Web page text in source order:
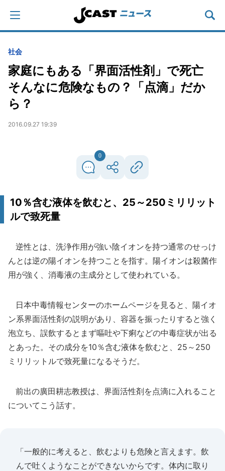
社会
家庭にもある「界面活性剤」で死亡
そんなに危険なもの？「点滴」だか
ら？
2016.09.27 19:39
0
10％含む液体を飲むと、25～250ミリリット
ルで致死量
逆性とは、洗浄作用が強い陰イオンを持つ通常のせっけ
んとは逆の陽イオンを持つことを指す。陽イオンは殺菌作
用が強く、消毒液の主成分として使われている。
日本中毒情報センターのホームページを見ると、陽イオ
ン系界面活性剤の説明があり、容器を振ったりすると強く
泡立ち、誤飲するとまず嘔吐や下痢などの中毒症状が出る
とあった。その成分を10％含む液体を飲むと、25～250
ミリリットルで致死量になるそうだ。
前出の廣田耕志教授は、界面活性剤を点滴に入れること
についてこう話す。
「一般的に考えると、飲むよりも危険と言えます。飲
んで吐くようなことができないからです。体内に取り